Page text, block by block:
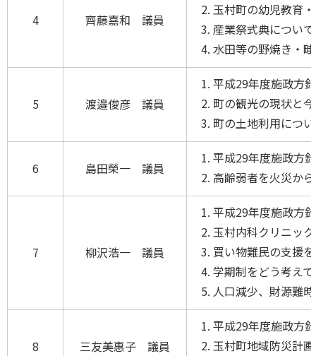
4 齊藤嘉和 議員
玉村町の幼児教育
産業祭式典について
水田等の野焼き・
5 渡邉俊彦 議員
平成29年度施政方
町の観光の現状と
町の土地利用につ
6 島田榮一 議員
平成29年度施政方
高齢弱者を火災か
7 柳沢浩一 議員
平成29年度施政方
玉村内科クリニッ
買い物難民の支援
学期制をどう考え
人口減少、財源難
8 三友美惠子 議員
平成29年度施政方
玉村町地域防災計